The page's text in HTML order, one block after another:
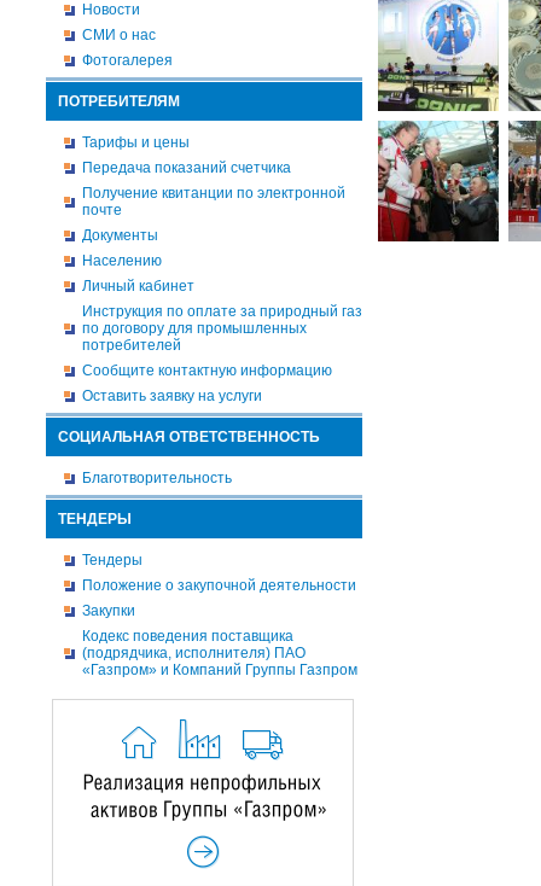
Новости
СМИ о нас
Фотогалерея
ПОТРЕБИТЕЛЯМ
Тарифы и цены
Передача показаний счетчика
Получение квитанции по электронной
почте
Документы
Населению
Личный кабинет
Инструкция по оплате за природный газ
по договору для промышленных
потребителей
Сообщите контактную информацию
Оставить заявку на услуги
СОЦИАЛЬНАЯ ОТВЕТСТВЕННОСТЬ
Благотворительность
ТЕНДЕРЫ
Тендеры
Положение о закупочной деятельности
Закупки
Кодекс поведения поставщика
(подрядчика, исполнителя) ПАО
«Газпром» и Компаний Группы Газпром